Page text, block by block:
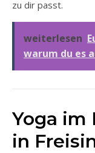
zu dir passt.
weiterlesen
warum du es
Yoga im
in